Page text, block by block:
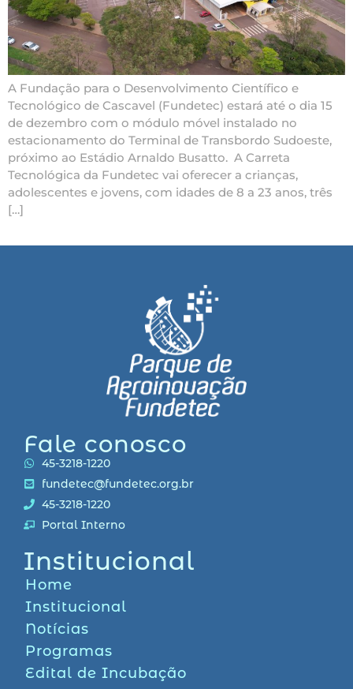
A Fundação para o Desenvolvimento Científico e
Tecnológico de Cascavel (Fundetec) estará até o dia 15
de dezembro com o módulo móvel instalado no
estacionamento do Terminal de Transbordo Sudoeste,
próximo ao Estádio Arnaldo Busatto. A Carreta
Tecnológica da Fundetec vai oferecer a crianças,
adolescentes e jovens, com idades de 8 a 23 anos, três
[…]
Fale conosco
45-3218-1220
fundetec@fundetec.org.br
45-3218-1220
Portal Interno
Institucional
Home
Institucional
Notícias
Programas
Edital de Incubação